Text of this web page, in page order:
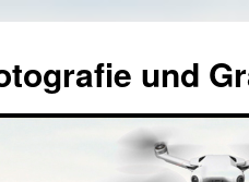
und